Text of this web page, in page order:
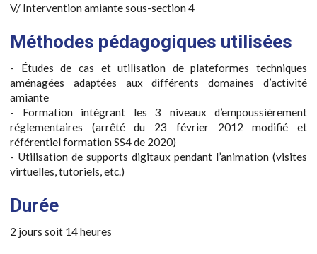
V/ Intervention amiante sous-section 4
Méthodes pédagogiques utilisées
- Études de cas et utilisation de plateformes techniques
aménagées adaptées aux différents domaines d’activité
amiante
- Formation intégrant les 3 niveaux d’empoussièrement
réglementaires (arrêté du 23 février 2012 modifié et
référentiel formation SS4 de 2020)
- Utilisation de supports digitaux pendant l’animation (visites
virtuelles, tutoriels, etc.)
Durée
2 jours soit 14 heures